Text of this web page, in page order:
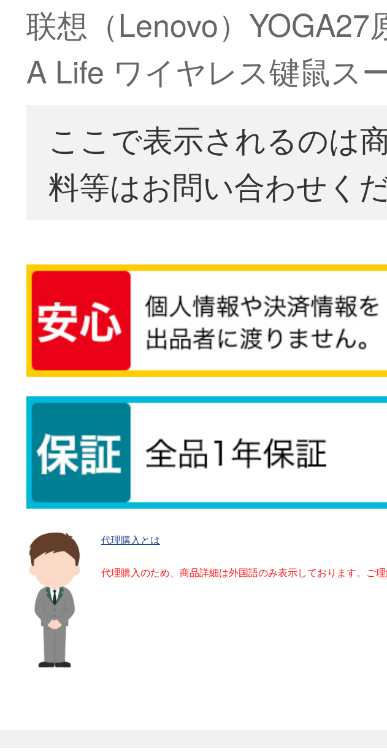
联想（Lenovo）
A Life ワイヤレス键鼠ス
ここで表示されるのは
料等はお問い合わせく
代理購入とは
代理購入のため、商品詳細は外国語のみ表示しております。ご理